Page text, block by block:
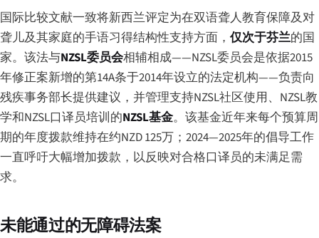
国际比较文献一致将新西兰评定为在双语聋人教育保障及对
聋儿及其家庭的手语习得结构性支持方面， 仅次于芬兰的国
家。该法与NZSL委员会相辅相成——NZSL委员会是依据2015
年修正案新增的第14A条于2014年设立的法定机构——负责向
残疾事务部长提供建议，并管理支持NZSL社区使用、NZSL教
学和NZSL口译员培训的NZSL基金。该基金近年来每个预算周
期的年度拨款维持在约NZD 125万；2024—2025年的倡导工作
一直呼吁大幅增加拨款，以反映对合格口译员的未满足需
求。
未能通过的无障碍法案